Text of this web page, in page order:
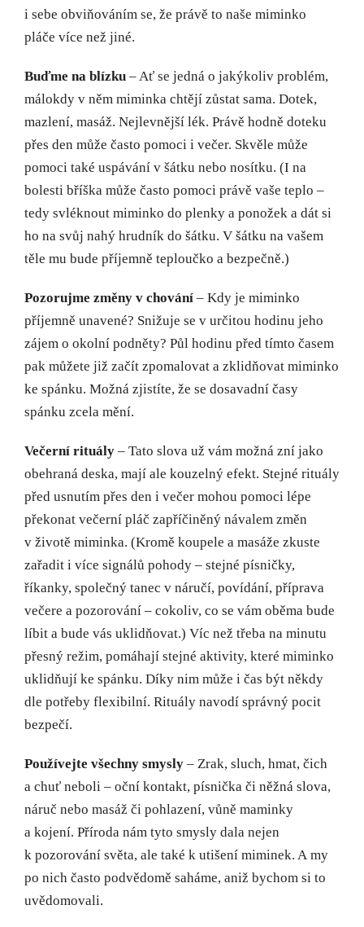
i sebe obviňováním se, že právě to naše miminko
pláče více než jiné.
Buďme na blízku– Ať se jedná o jakýkoliv problém,
málokdy v něm miminka chtějí zůstat sama. Dotek,
mazlení, masáž. Nejlevnější lék. Právě hodně doteku
přes den může často pomoci i večer. Skvěle může
pomoci také uspávání v šátku nebo nosítku. (I na
bolesti bříška může často pomoci právě vaše teplo –
tedy svléknout miminko do plenky a ponožek a dát si
ho na svůj nahý hrudník do šátku. V šátku na vašem
těle mu bude příjemně teploučko a bezpečně.)
Pozorujme změny v chování– Kdy je miminko
příjemně unavené? Snižuje se v určitou hodinu jeho
zájem o okolní podněty? Půl hodinu před tímto časem
pak můžete již začít zpomalovat a zklidňovat miminko
ke spánku. Možná zjistíte, že se dosavadní časy
spánku zcela mění.
Večerní rituály– Tato slova už vám možná zní jako
obehraná deska, mají ale kouzelný efekt. Stejné rituály
před usnutím přes den i večer mohou pomoci lépe
překonat večerní pláč zapříčiněný návalem změn
v životě miminka. (Kromě koupele a masáže zkuste
zařadit i více signálů pohody – stejné písničky,
říkanky, společný tanec v náručí, povídání, příprava
večere a pozorování – cokoliv, co se vám oběma bude
líbit a bude vás uklidňovat.) Víc než třeba na minutu
přesný režim, pomáhají stejné aktivity, které miminko
uklidňují ke spánku. Díky nim může i čas být někdy
dle potřeby flexibilní. Rituály navodí správný pocit
bezpečí.
Používejte všechny smysly– Zrak, sluch, hmat, čich
a chuť neboli – oční kontakt, písnička či něžná slova,
náruč nebo masáž či pohlazení, vůně maminky
a kojení. Příroda nám tyto smysly dala nejen
k pozorování světa, ale také k utišení miminek. A my
po nich často podvědomě saháme, aniž bychom si to
uvědomovali.